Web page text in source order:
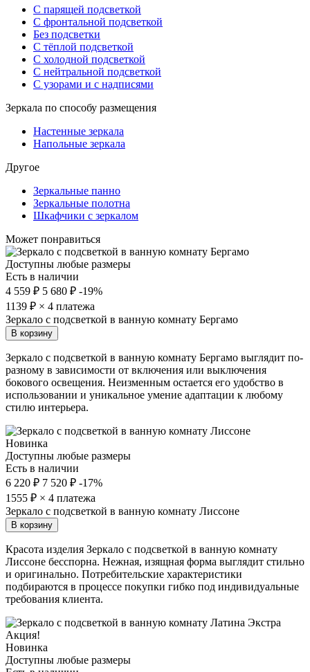
С парящей подсветкой
С фронтальной подсветкой
Без подсветки
С тёплой подсветкой
С холодной подсветкой
С нейтральной подсветкой
С узорами и с надписями
Зеркала по способу размещения
Настенные зеркала
Напольные зеркала
Другое
Зеркальные панно
Зеркальные полотна
Шкафчики с зеркалом
Может понравиться
Доступны любые размеры
Есть в наличии
4 559 ₽ 5 680 ₽ -19%
1139 ₽ × 4 платежа
Зеркало с подсветкой в ванную комнату Бергамо
В корзину
Зеркало с подсветкой в ванную комнату Бергамо выглядит по-
разному в зависимости от включения или выключения
бокового освещения. Неизменным остается его удобство в
использовании и уникальное умение адаптации к любому
стилю интерьера.
Новинка
Доступны любые размеры
Есть в наличии
6 220 ₽ 7 520 ₽ -17%
1555 ₽ × 4 платежа
Зеркало с подсветкой в ванную комнату Лиссоне
В корзину
Красота изделия Зеркало с подсветкой в ванную комнату
Лиссоне бесспорна. Нежная, изящная форма выглядит стильно
и оригинально. Потребительские характеристики
подбираются в процессе покупки гибко под индивидуальные
требования клиента.
Акция!
Новинка
Доступны любые размеры